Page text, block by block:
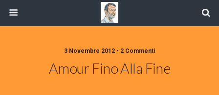
3 Novembre 2012 • 2 Commenti
Amour Fino Alla Fine